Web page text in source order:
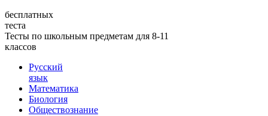
бесплатных
теста
Тесты по школьным предметам для 8-11
классов
Русский
язык
Математика
Биология
Обществознание